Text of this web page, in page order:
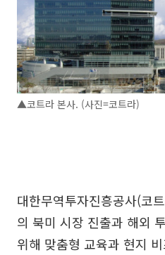
▲코트라 본사. (사진=코트라)
대한무역투자진흥공사(코
의 북미 시장 진출과 해외
위해 맞춤형 교육과 현지